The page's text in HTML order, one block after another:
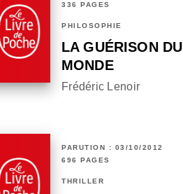
336 PAGES
PHILOSOPHIE
LA GUÉRISON DU
MONDE
Frédéric Lenoir
PARUTION : 03/10/2012
696 PAGES
THRILLER